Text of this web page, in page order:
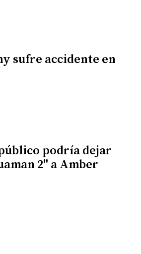
sufre accidente en
podría dejar
2" a Amber